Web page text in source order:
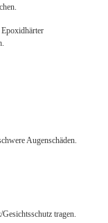
Augenschäden.
tragen.